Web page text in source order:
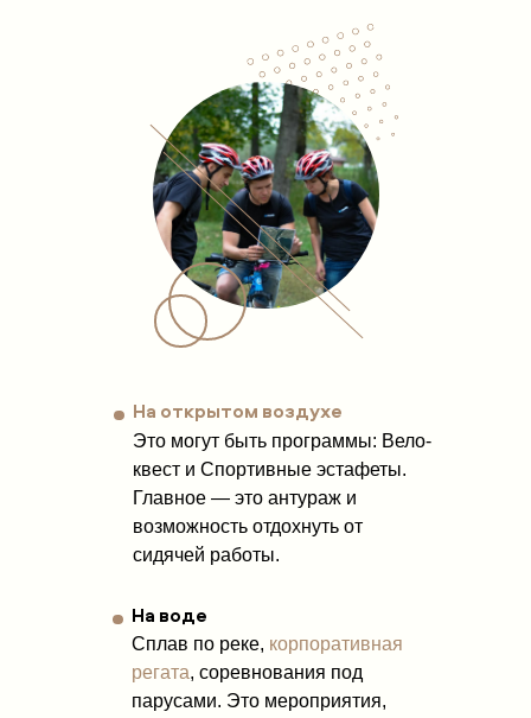
На открытом воздухе
Это могут быть программы: Вело-
квест и Спортивные эстафеты.
Главное — это антураж и
возможность отдохнуть от
сидячей работы.
На воде
Сплав по реке, корпоративная
регата, соревнования под
парусами. Это мероприятия,